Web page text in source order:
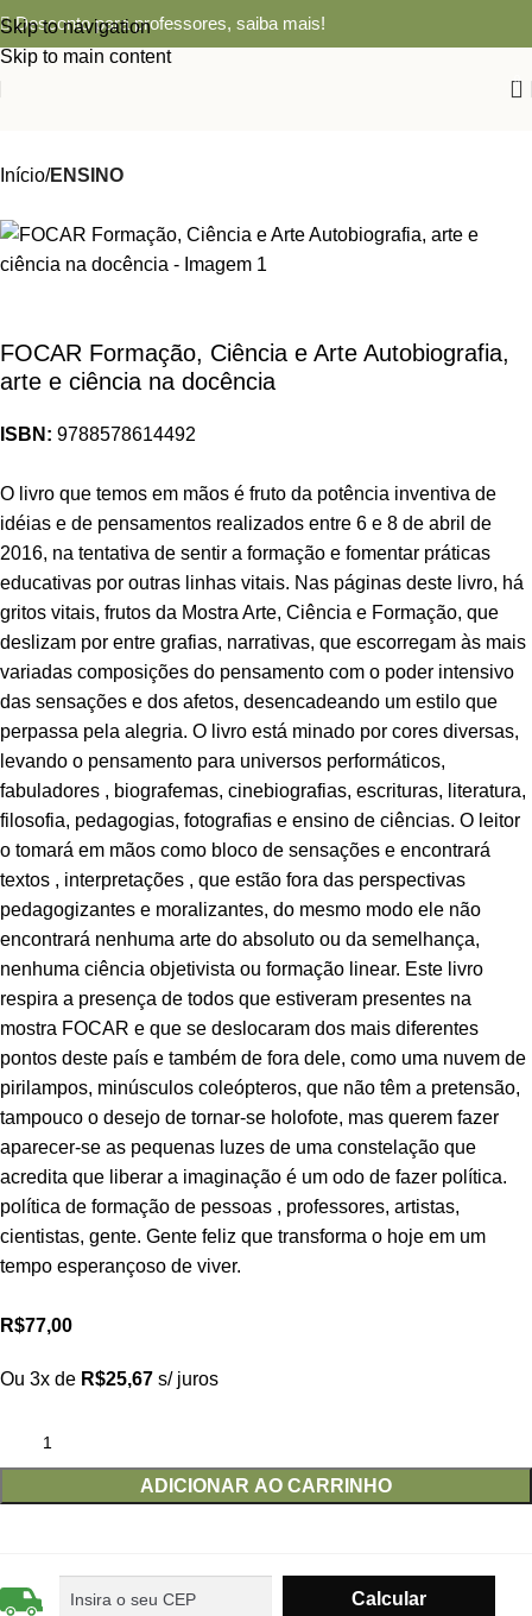
Skip to navigation
Skip to main content
Desconto para professores, saiba mais!
0
Início ENSINO
FOCAR Formação, Ciência e Arte Autobiografia,
arte e ciência na docência
ISBN: 9788578614492
O livro que temos em mãos é fruto da potência inventiva de
idéias e de pensamentos realizados entre 6 e 8 de abril de
2016, na tentativa de sentir a formação e fomentar práticas
educativas por outras linhas vitais. Nas páginas deste livro, há
gritos vitais, frutos da Mostra Arte, Ciência e Formação, que
deslizam por entre grafias, narrativas, que escorregam às mais
variadas composições do pensamento com o poder intensivo
das sensações e dos afetos, desencadeando um estilo que
perpassa pela alegria. O livro está minado por cores diversas,
levando o pensamento para universos performáticos,
fabuladores , biografemas, cinebiografias, escrituras, literatura,
filosofia, pedagogias, fotografias e ensino de ciências. O leitor
o tomará em mãos como bloco de sensações e encontrará
textos , interpretações , que estão fora das perspectivas
pedagogizantes e moralizantes, do mesmo modo ele não
encontrará nenhuma arte do absoluto ou da semelhança,
nenhuma ciência objetivista ou formação linear. Este livro
respira a presença de todos que estiveram presentes na
mostra FOCAR e que se deslocaram dos mais diferentes
pontos deste país e também de fora dele, como uma nuvem de
pirilampos, minúsculos coleópteros, que não têm a pretensão,
tampouco o desejo de tornar-se holofote, mas querem fazer
aparecer-se as pequenas luzes de uma constelação que
acredita que liberar a imaginação é um odo de fazer política.
política de formação de pessoas , professores, artistas,
cientistas, gente. Gente feliz que transforma o hoje em um
tempo esperançoso de viver.
R$77,00
Ou 3x de R$25,67 s/ juros
ADICIONAR AO CARRINHO